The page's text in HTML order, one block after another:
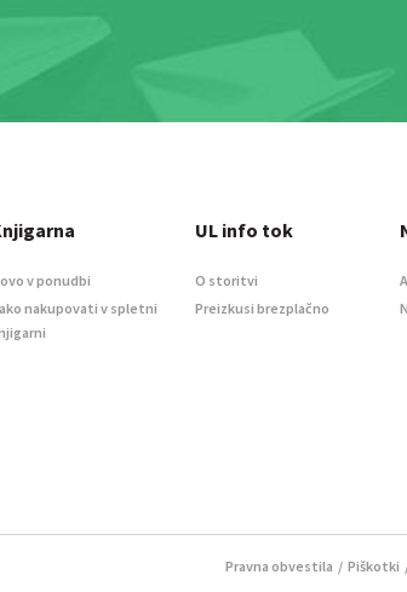
v ponudbi
nakupovati v spletni
UL info tok
O storitvi
Preizkusi brezplačno
Pravna obvestila / Piškotki